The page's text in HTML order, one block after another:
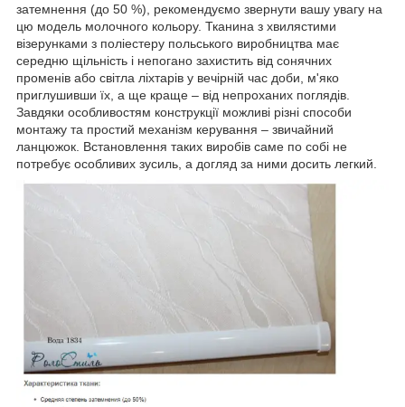
затемнення (до 50 %), рекомендуємо звернути вашу увагу на
цю модель молочного кольору. Тканина з хвилястими
візерунками з поліестеру польського виробництва має
середню щільність і непогано захистить від сонячних
променів або світла ліхтарів у вечірній час доби, м'яко
приглушивши їх, а ще краще – від непроханих поглядів.
Завдяки особливостям конструкції можливі різні способи
монтажу та простий механізм керування – звичайний
ланцюжок. Встановлення таких виробів саме по собі не
потребує особливих зусиль, а догляд за ними досить легкий.